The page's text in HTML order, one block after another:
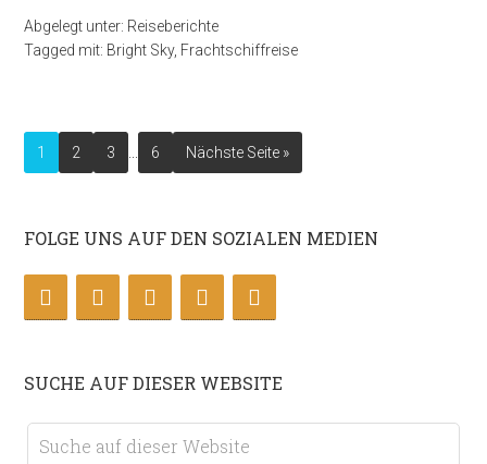
Abgelegt unter: Reiseberichte
Tagged mit: Bright Sky, Frachtschiffreise
1 2 3 6 Nächste Seite »
FOLGE UNS AUF DEN SOZIALEN MEDIEN
SUCHE AUF DIESER WEBSITE